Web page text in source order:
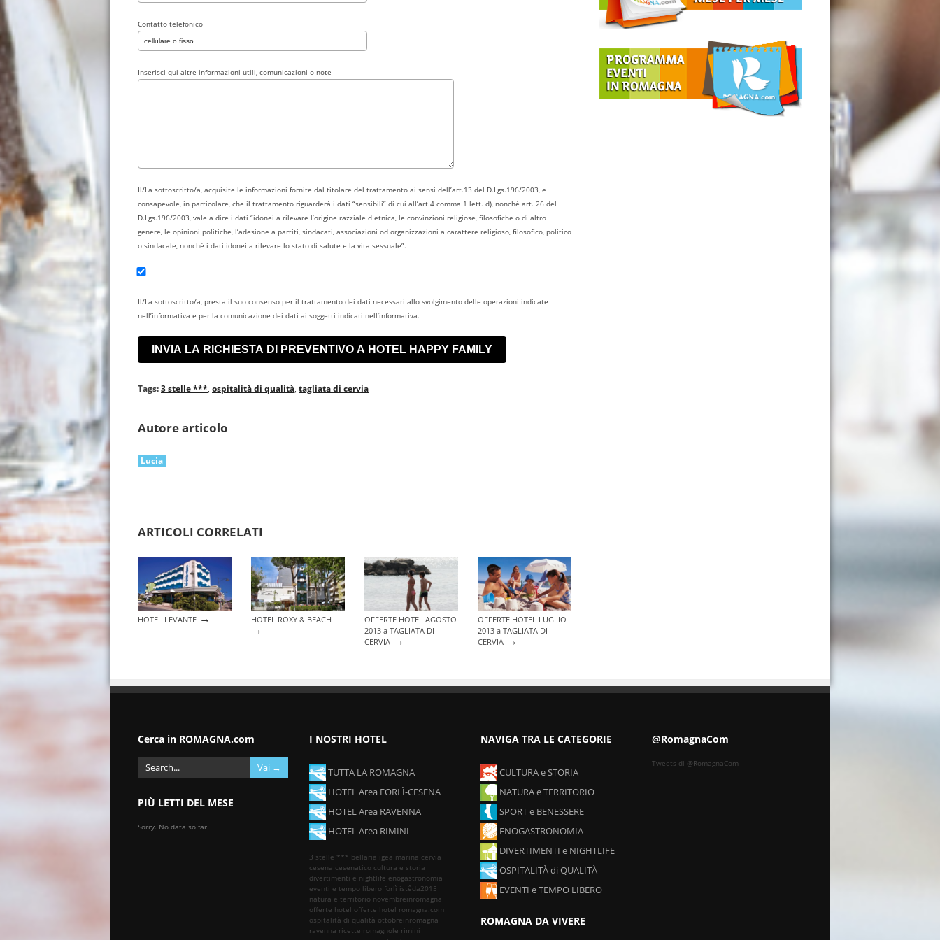
Contatto telefonico
Inserisci qui altre informazioni utili, comunicazioni o note
Il/La sottoscritto/a, acquisite le informazioni fornite dal titolare del trattamento ai sensi dell’art.13 del D.Lgs.196/2003, e
consapevole, in particolare, che il trattamento riguarderà i dati “sensibili” di cui all’art.4 comma 1 lett. d), nonché art. 26 del
D.Lgs.196/2003, vale a dire i dati “idonei a rilevare l’origine razziale d etnica, le convinzioni religiose, filosofiche o di altro
genere, le opinioni politiche, l’adesione a partiti, sindacati, associazioni od organizzazioni a carattere religioso, filosofico, politico
o sindacale, nonché i dati idonei a rilevare lo stato di salute e la vita sessuale”.
Il/La sottoscritto/a, presta il suo consenso per il trattamento dei dati necessari allo svolgimento delle operazioni indicate
nell’informativa e per la comunicazione dei dati ai soggetti indicati nell’informativa.
Tags:3 stelle *** ospitalità di qualità tagliata di cervia
Autore articolo
Lucia
ARTICOLI CORRELATI
HOTEL LEVANTE → HOTEL ROXY & BEACH
→
OFFERTE HOTEL AGOSTO
2013 a TAGLIATA DI
CERVIA →
OFFERTE HOTEL LUGLIO
2013 a TAGLIATA DI
CERVIA →
Cerca in ROMAGNA.com
PIÙ LETTI DEL MESE
Sorry. No data so far.
I NOSTRI HOTEL
TUTTA LA ROMAGNA
HOTEL Area FORLÌ-CESENA
HOTEL Area RAVENNA
HOTEL Area RIMINI
3 stelle *** bellaria igea marina cervia
cesena cesenatico cultura e storia
divertimenti e nightlife enogastronomia
eventi e tempo libero forlì istêda2015
natura e territorio novembreinromagna
offerte hotel offerte hotel romagna.com
ospitalità di qualità ottobreinromagna
ravenna ricette romagnole rimini
NAVIGA TRA LE CATEGORIE
CULTURA e STORIA
NATURA e TERRITORIO
SPORT e BENESSERE
ENOGASTRONOMIA
DIVERTIMENTI e NIGHTLIFE
OSPITALITÀ di QUALITÀ
EVENTI e TEMPO LIBERO
ROMAGNA DA VIVERE
@RomagnaCom
Tweets di @RomagnaCom